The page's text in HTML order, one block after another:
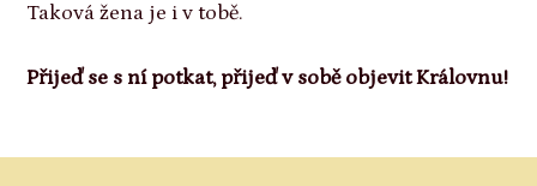
Taková žena je i v tobě.
Přijeď se s ní potkat, přijeď v sobě objevit Královnu!